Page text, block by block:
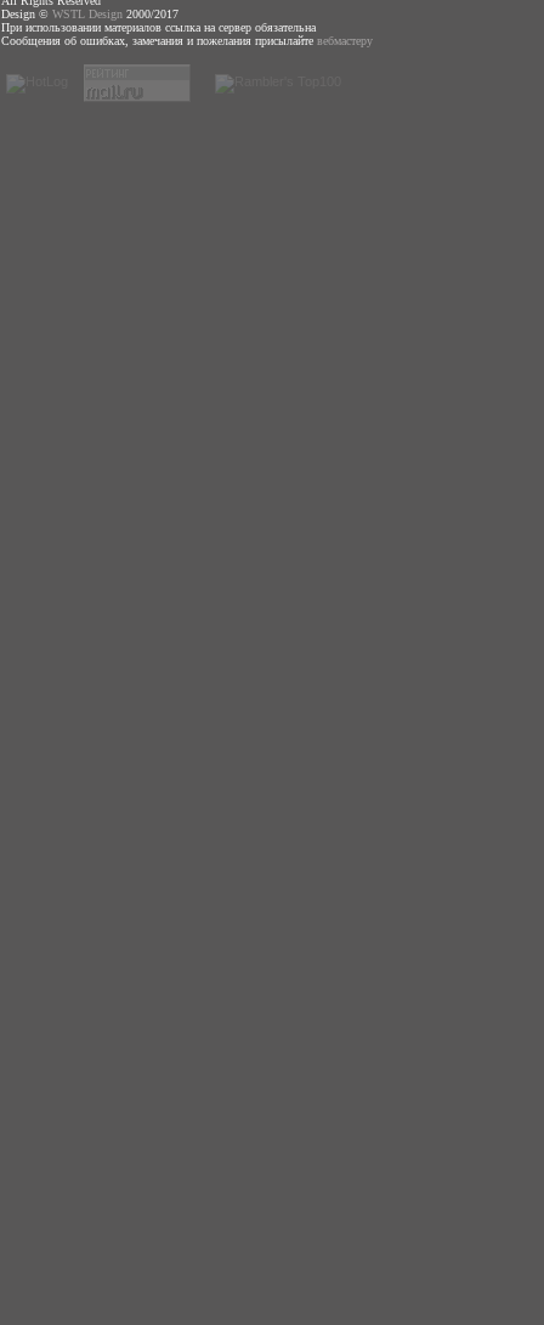
Design © WSTL Design 2000/2017
При использовании материалов ссылка на сервер обязательна
Сообщения об ошибках, замечания и пожелания присылайте вебмастеру